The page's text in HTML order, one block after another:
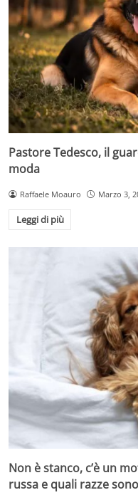
Pastore Tedesco, il
moda
Raffaele Moauro Marzo 3,
Leggi di più
Non è stanco, c’è un
russa e quali razze